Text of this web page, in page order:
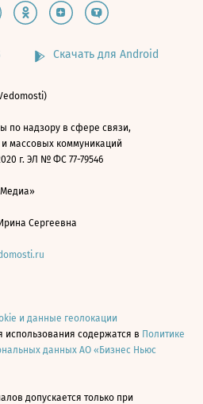
Скачать для Android
по надзору в сфере связи,
массовых коммуникаций
г. ЭЛ № ФС 77-79546
Медиа»
Сергеевна
и данные геолокации
использования содержатся в Политике
данных АО «Бизнес Ньюс
допускается только при